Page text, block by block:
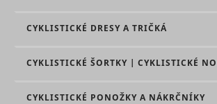
CYKLISTICKÉ DRESY A TRIČKÁ
CYKLISTICKÉ ŠORTKY | CYKLISTICKÉ
CYKLISTICKÉ PONOŽKY A NÁKRČNÍKY